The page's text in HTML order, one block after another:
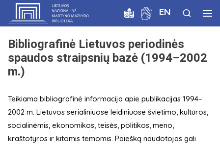
EN
Bibliografinė Lietuvos periodinės
spaudos straipsnių bazė (1994–2002
m.)
Teikiama bibliografinė informacija apie publikacijas 1994–
2002 m. Lietuvos serialiniuose leidiniuose švietimo, kultūros,
socialinėmis, ekonomikos, teisės, politikos, meno,
kraštotyros ir kitomis temomis. Paiešką naudotojas gali